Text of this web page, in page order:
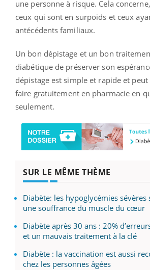
une personne à risque. Cela
ceux qui sont en surpoids et ceux
antécédents familiaux.
Un bon dépistage et un bon
diabétique de préserver son
dépistage est simple et rapide et
faire gratuitement en pharmacie en
seulement.
SUR LE MÊME THÈME
Diabète: les hypoglycémies sévères
une souffrance du muscle du cœur
Diabète après 30 ans : 20%
et un mauvais traitement à la clé
Diabète : la vaccination est aussi
chez les personnes âgées